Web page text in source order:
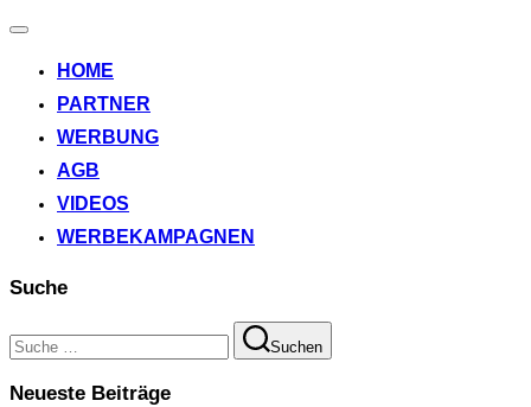
Navigation
HOME
PARTNER
WERBUNG
AGB
VIDEOS
WERBEKAMPAGNEN
Suche
Suchen
nach:
Suchen
Neueste Beiträge